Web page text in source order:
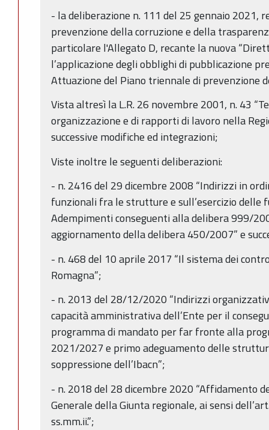
- la deliberazione n. 111 del 25 gennaio 2021,
prevenzione della corruzione e della
particolare l'Allegato D, recante la nuova
l’applicazione degli obblighi di pubblicazione
Attuazione del Piano triennale di prevenzione
Vista altresì la L.R. 26 novembre 2001, n. 43
organizzazione e di rapporti di lavoro nella
successive modifiche ed integrazioni;
Viste inoltre le seguenti deliberazioni:
- n. 2416 del 29 dicembre 2008 “Indirizzi in
funzionali fra le strutture e sull’esercizio delle
Adempimenti conseguenti alla delibera 999/
aggiornamento della delibera 450/2007” e
- n. 468 del 10 aprile 2017 “Il sistema dei
Romagna”;
- n. 2013 del 28/12/2020 “Indirizzi
capacità amministrativa dell’Ente per il
programma di mandato per far fronte alla
2021/2027 e primo adeguamento delle
soppressione dell’Ibacn”;
- n. 2018 del 28 dicembre 2020 “Affidamento
Generale della Giunta regionale, ai sensi
ss.mm.ii.”;